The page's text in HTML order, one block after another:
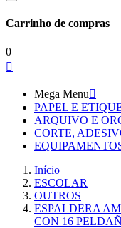
Carrinho de compras
0

Mega Menu
PAPEL E
ARQUIVO E
CORTE,
Início
ESCOLAR
OUTROS
ESPALDERA
CON 16